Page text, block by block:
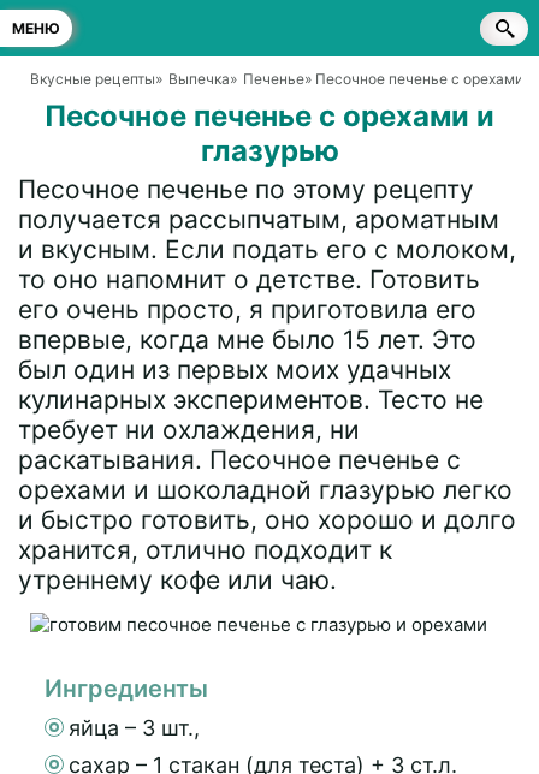
МЕНЮ
Вкусные рецепты» Выпечка» Печенье» Песочное печенье с орехами
Песочное печенье с орехами и
глазурью
Песочное печенье по этому рецепту
получается рассыпчатым, ароматным
и вкусным. Если подать его с молоком,
то оно напомнит о детстве. Готовить
его очень просто, я приготовила его
впервые, когда мне было 15 лет. Это
был один из первых моих удачных
кулинарных экспериментов. Тесто не
требует ни охлаждения, ни
раскатывания. Песочное печенье с
орехами и шоколадной глазурью легко
и быстро готовить, оно хорошо и долго
хранится, отлично подходит к
утреннему кофе или чаю.
Ингредиенты
яйца – 3 шт.,
сахар – 1 стакан (для теста) + 3 ст.л.